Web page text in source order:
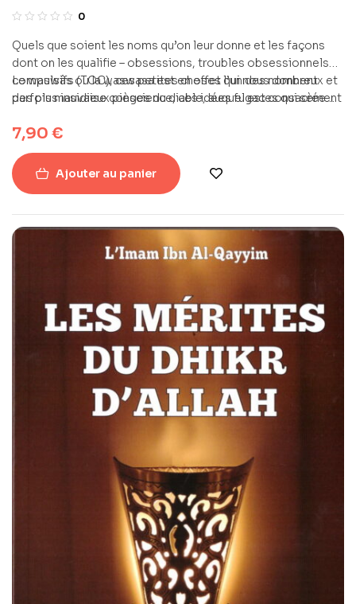
Hadîth
0
Quels que soient les noms qu’on leur donne et les façons
dont on les qualifie – obsessions, troubles obsessionnels
compulsifs (TOC), ces petites choses qui nous donnent
parfois mauvaise conscience, ces idées fugaces qui sèment
principalement de notre ennemi juré : Satan en personne.
Le waswâs ou la waswasa est en effet l’un des nombreux et
des plus insidieux pièges du diable, auquel est consacrée
Qayyim al-Jawziyya.
7,90 €
Ajouter au panier